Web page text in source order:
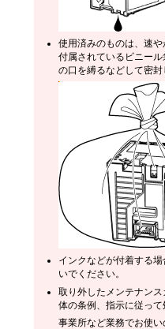
使用済みのものは、速
付属されているビニー
の口を縛るなどして密封
インクなどが付着する
いでください。
取り外したメンテナン
体の条例、指示に従って
事業所など業務でお使